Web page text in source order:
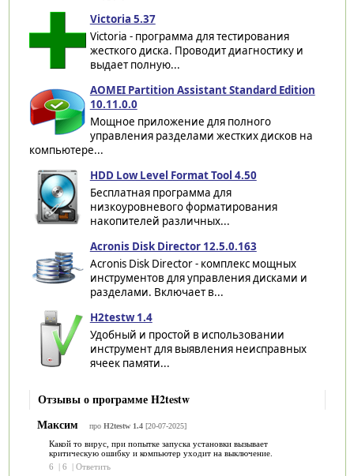
Victoria 5.37
Victoria - программа для тестирования
жесткого диска. Проводит диагностику и
выдает полную...
AOMEI Partition Assistant Standard Edition
10.11.0.0
Мощное приложение для полного
управления разделами жестких дисков на
компьютере...
HDD Low Level Format Tool 4.50
Бесплатная программа для
низкоуровневого форматирования
накопителей различных...
Acronis Disk Director 12.5.0.163
Acronis Disk Director - комплекс мощных
инструментов для управления дисками и
разделами. Включает в...
H2testw 1.4
Удобный и простой в использовании
инструмент для выявления неисправных
ячеек памяти...
Отзывы о программе H2testw
Максим
про H2testw 1.4[20-07-2025]
Какой то вирус, при попытке запуска установки вызывает
критическую ошибку и компьютер уходит на выключение.
6
6 Ответить